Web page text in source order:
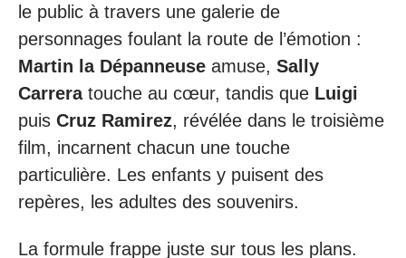
le public à travers une galerie de
personnages foulant la route de l’émotion :
Martin la Dépanneuse amuse, Sally
Carreratouche au cœur, tandis que Luigi
puis Cruz Ramirez, révélée dans le troisième
film, incarnent chacun une touche
particulière. Les enfants y puisent des
repères, les adultes des souvenirs.
La formule frappe juste sur tous les plans.